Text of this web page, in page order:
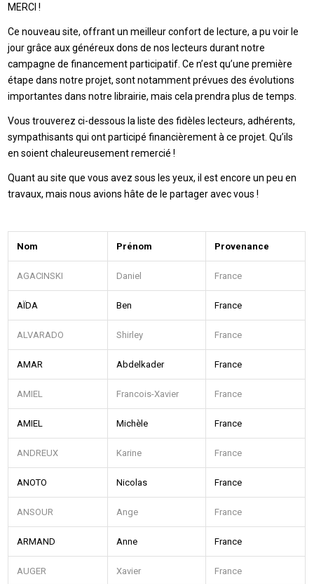
MERCI !
Ce nouveau site, offrant un meilleur confort de lecture, a pu voir le
jour grâce aux généreux dons de nos lecteurs durant notre
campagne de financement participatif. Ce n’est qu’une première
étape dans notre projet, sont notamment prévues des évolutions
importantes dans notre librairie, mais cela prendra plus de temps.
Vous trouverez ci-dessous la liste des fidèles lecteurs, adhérents,
sympathisants qui ont participé financièrement à ce projet. Qu’ils
en soient chaleureusement remercié !
Quant au site que vous avez sous les yeux, il est encore un peu en
travaux, mais nous avions hâte de le partager avec vous !
Nom Prénom Provenance
AGACINSKI Daniel France
AÏDA Ben France
ALVARADO Shirley France
AMAR Abdelkader France
AMIEL Francois-Xavier France
AMIEL Michèle France
ANDREUX Karine France
ANOTO Nicolas France
ANSOUR Ange France
ARMAND Anne France
AUGER Xavier France